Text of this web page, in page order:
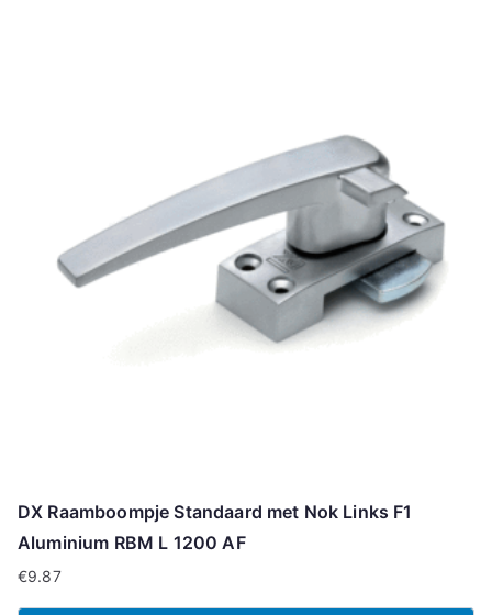
DX Raamboompje Standaard met Nok Links F1
Aluminium RBM L 1200 AF
€9.87